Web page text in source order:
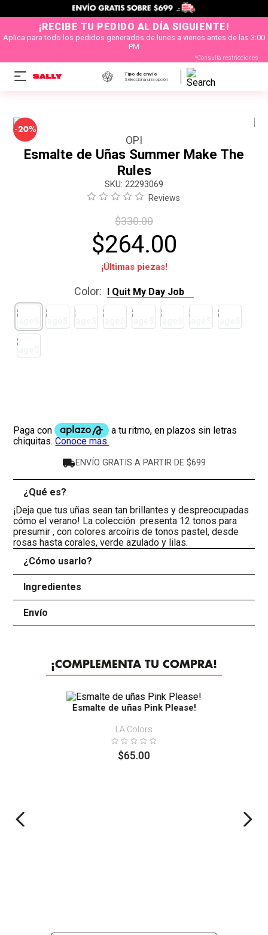
¡RECIBE TU PEDIDO AL DÍA SIGUIENTE!
Aplica para todo los pedidos generados de lunes a vienes antes de las 3:00
PM
*Consulta restricciones
Tipo de envío
Selecciona una opción
-20%
OPI
Esmalte de Uñas Summer Make The
Rules
: 22293069
Reviews
$330.00
$264.00
¡Últimas piezas!
Color: I Quit My Day Job
ENVÍO GRATIS A PARTIR DE $699
¿Qué es?
¡Deja que tus uñas sean tan brillantes y despreocupadas
cómo el verano! La colección presenta 12 tonos para
presumir , con colores arcoíris de tonos pastel, desde
rosas hasta corales, verde azulado y lilas.
¿Cómo usarlo?
Ingredientes
Envío
¡COMPLEMENTA TU COMPRA!
Esmalte de uñas Pink Please!
LA Colors
$65.00